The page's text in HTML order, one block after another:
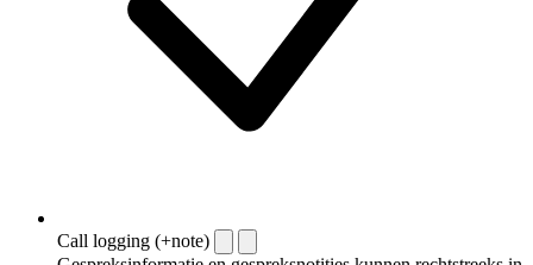
Call logging (+note)